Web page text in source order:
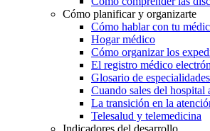
Cómo planificar y organizarte
Cómo hablar con tu
Hogar médico
Cómo organizar los
El registro médico
Glosario de
Cuando sales del hospital
La transición en la
Telesalud y telemedicina
Indicadores del desarrollo